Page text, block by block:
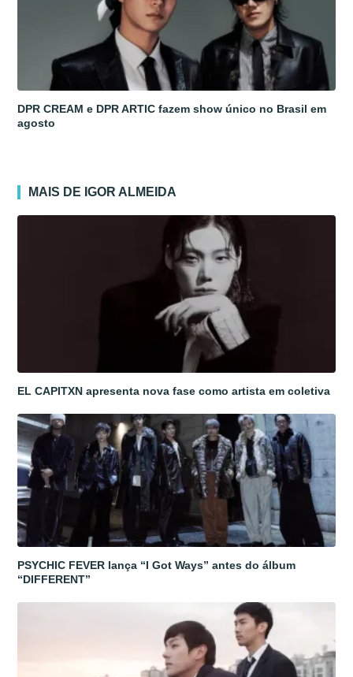
DPR CREAM e DPR ARTIC fazem show único no Brasil em
agosto
MAIS DE IGOR ALMEIDA
EL CAPITXN apresenta nova fase como artista em coletiva
PSYCHIC FEVER lança “I Got Ways” antes do álbum
“DIFFERENT”